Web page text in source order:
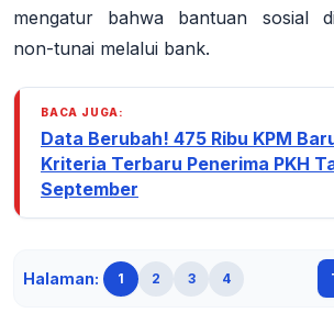
mengatur bahwa bantuan sosial
non-tunai melalui bank.
BACA JUGA:
Data Berubah! 475 Ribu KPM
Kriteria Terbaru Penerima PKH
September
Halaman: 1 2 3 4